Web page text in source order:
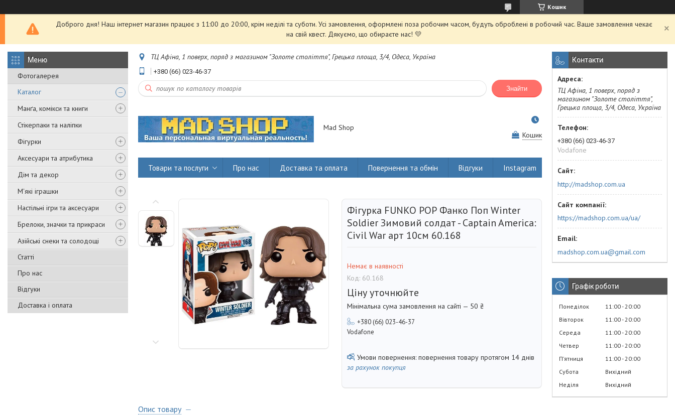
Кошик
Доброго дня! Наш інтернет магазин працює з 11:00 до 20:00, крім неділі та суботи. Усі замовлення, оформлені поза робочим часом, будуть оброблені в робочий час. Ваше замовлення чекає
на свій квест. Дякуємо, що обираєте нас! 💛
Фотогалерея
Каталог
Манґа, комікси та книги
Стікерпаки та наліпки
Фігурки
Аксесуари та атрибутика
Дім та декор
М'які іграшки
Настільні ігри та аксесуари
Брелоки, значки та прикраси
Азійські снеки та солодощі
Статті
Про нас
Відгуки
Доставка і оплата
ТЦ Афіна, 1 поверх, поряд з магазином "Золоте століття", Грецька площа, 3/4, Одеса, Україна
+380 (66) 023-46-37
Знайти
Mad Shop
Кошик
Товари та послуги Про нас Доставка та оплата Повернення та обмін Відгуки Instagram
Фігурка FUNKO РОР Фанко Поп Winter
Soldier Зимовий солдат - Captain America:
Civil War арт 10см 60.168
Немає в наявності
Код: 60.168
Ціну уточнюйте
Мінімальна сума замовлення на сайті — 50 ₴
+380 (66) 023-46-37
Vodafone
повернення товару протягом 14 днів
за рахунок покупця
Опис товару
Контакти
ТЦ Афіна, 1 поверх, поряд з
магазином "Золоте століття",
Грецька площа, 3/4, Одеса, Україна
+380 (66) 023-46-37
Vodafone
http://madshop.com.ua
https://madshop.com.ua/ua/
madshop.com.ua@gmail.com
Графік роботи
Понеділок 11:00 20:00
Вівторок
11:00 20:00
Середа
11:00 20:00
Четвер
11:00 20:00
Пʼятниця
11:00 20:00
Субота
Вихідний
Неділя
Вихідний